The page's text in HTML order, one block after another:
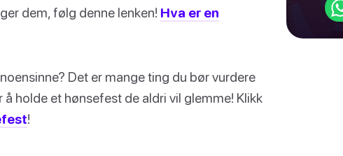
dem, følg denne lenken! Hva er en
Det er mange ting du bør vurdere
holde et hønsefest de aldri vil glemme! Klikk
!